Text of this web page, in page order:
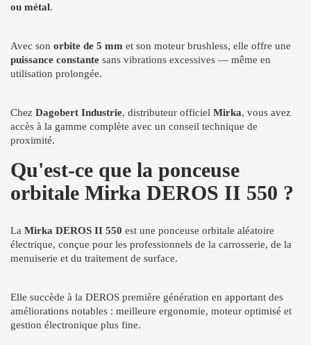
ou métal.
Avec son orbite de 5 mm et son moteur brushless, elle offre une
puissance constante sans vibrations excessives — même en
utilisation prolongée.
Chez Dagobert Industrie, distributeur officiel Mirka, vous avez
accès à la gamme complète avec un conseil technique de
proximité.
Qu'est-ce que la ponceuse
orbitale Mirka DEROS II 550 ?
La Mirka DEROS II 550 est une ponceuse orbitale aléatoire
électrique, conçue pour les professionnels de la carrosserie, de la
menuiserie et du traitement de surface.
Elle succède à la DEROS première génération en apportant des
améliorations notables : meilleure ergonomie, moteur optimisé et
gestion électronique plus fine.